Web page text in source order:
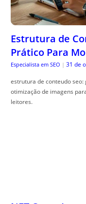
Estrutura de
Prático Para
Especialista em SEO | 31 de
estrutura de conteudo seo:
otimização de imagens
leitores.